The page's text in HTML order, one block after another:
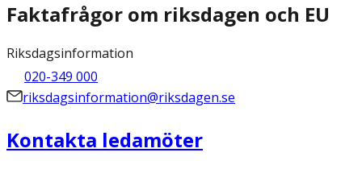
Faktafrågor om riksdagen och EU
Riksdagsinformation
020-349 000
riksdagsinformation@riksdagen.se
Kontakta ledamöter